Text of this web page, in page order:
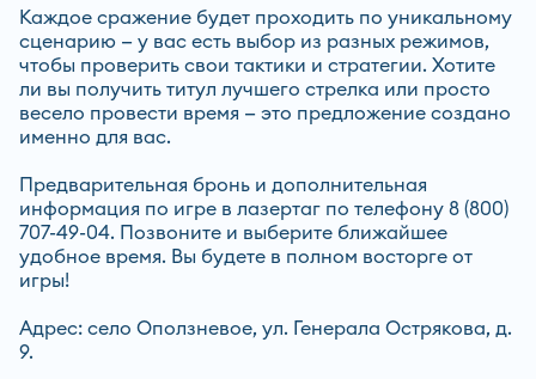
Каждое сражение будет проходить по уникальному
сценарию — у вас есть выбор из разных режимов,
чтобы проверить свои тактики и стратегии. Хотите
ли вы получить титул лучшего стрелка или просто
весело провести время — это предложение создано
именно для вас.
Предварительная бронь и дополнительная
информация по игре в лазертаг по телефону 8 (800)
707-49-04. Позвоните и выберите ближайшее
удобное время. Вы будете в полном восторге от
игры!
Адрес: село Оползневое, ул. Генерала Острякова, д.
9.